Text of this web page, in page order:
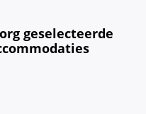
geselecteerde